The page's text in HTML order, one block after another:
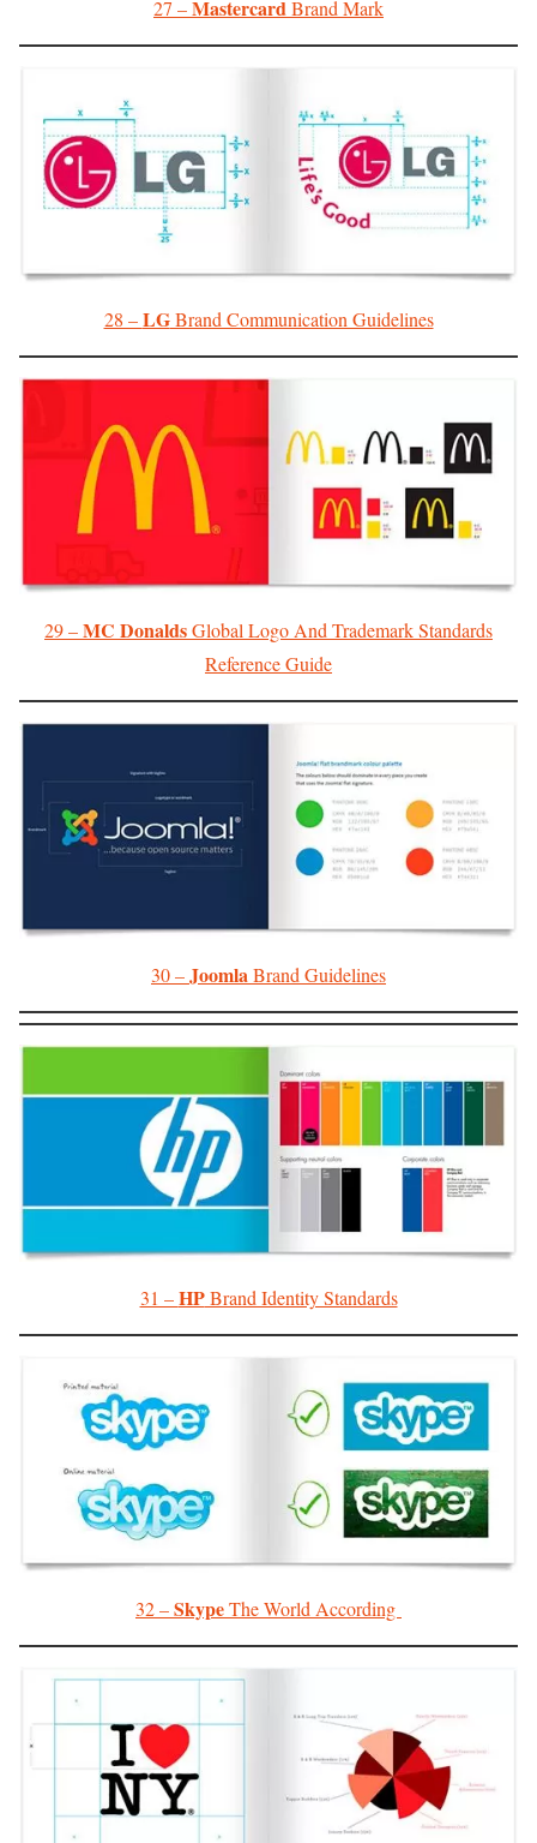
27 –MastercardBrand Mark
28 –LGBrand Communication Guidelines
29 –MC DonaldsGlobal Logo And Trademark Standards
Reference Guide
30 –JoomlaBrand Guidelines
31 –HPBrand Identity Standards
32 –SkypeThe World According